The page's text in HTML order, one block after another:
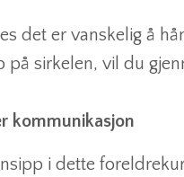
det er vanskelig å
på sirkelen, vil du
kommunikasjon
i dette